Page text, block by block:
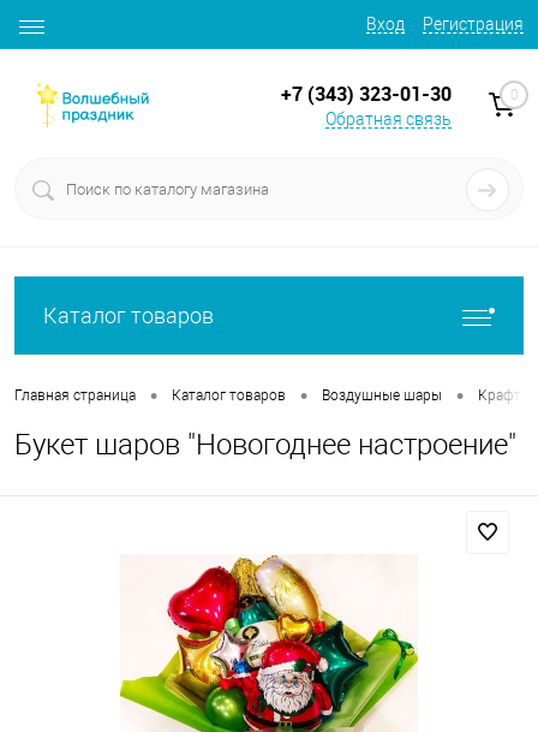
Вход Регистрация
+7 (343) 323-01-30
Обратная связь
0
Каталог товаров
Главная страница • Каталог товаров • Воздушные шары • Крафт
Букет шаров "Новогоднее настроение"